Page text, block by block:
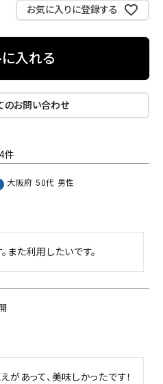
お気に入りに登録する
に入れる
のお問い合わせ
大阪府 50代 男性
また利用したいです。
あって、美味しかったです！